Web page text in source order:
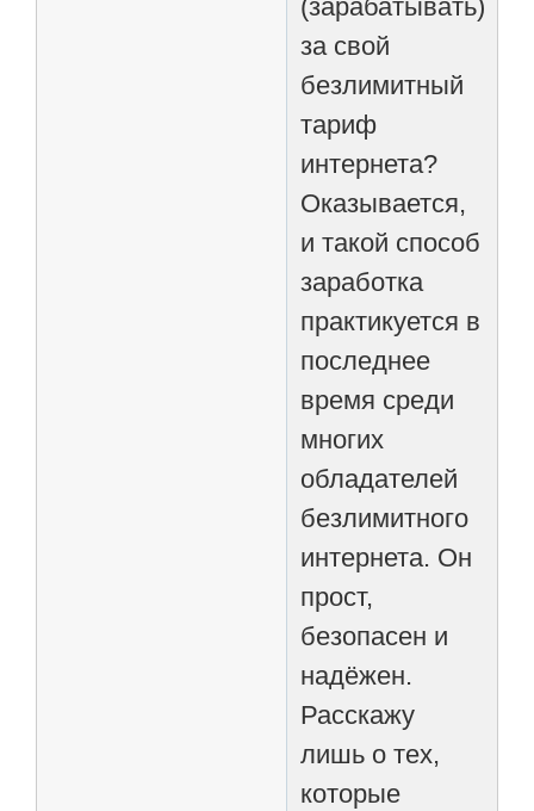
(зарабатывать)
за свой
безлимитный
тариф
интернета?
Оказывается,
и такой способ
заработка
практикуется в
последнее
время среди
многих
обладателей
безлимитного
интернета. Он
прост,
безопасен и
надёжен.
Расскажу
лишь о тех,
которые